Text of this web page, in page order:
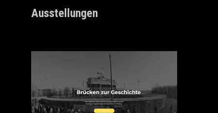
Ausstellungen